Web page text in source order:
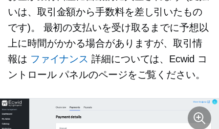
いは、取引金額から手数料を差し引いたもの
です)。 最初の支払いを受け取るまでに予想以
上に時間がかかる場合がありますが、取引情
報は ファイナンス 詳細については、Ecwid コ
ントロール パネルのページをご覧ください。